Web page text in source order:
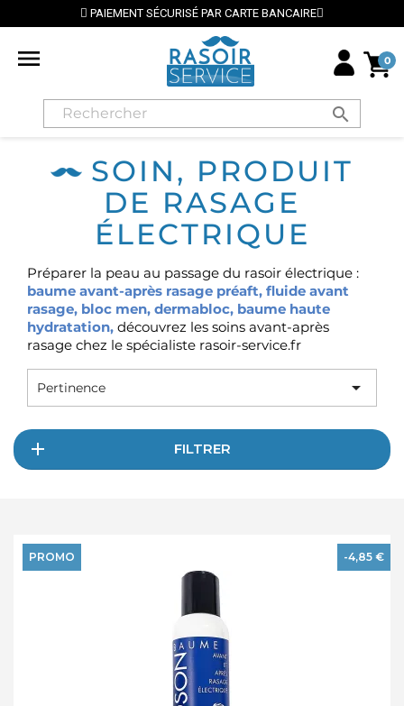
PAIEMENT SÉCURISÉ PAR CARTE BANCAIRE
 0
search
SOIN, PRODUIT
DE RASAGE
ÉLECTRIQUE
Préparer la peau au passage du rasoir électrique :
baume avant-après rasage préaft, fluide avant
rasage, bloc men, dermabloc, baume haute
hydratation, découvrez les soins avant-après
rasage chez le spécialiste rasoir-service.fr
Pertinence 
FILTRER
PROMO -4,85 €